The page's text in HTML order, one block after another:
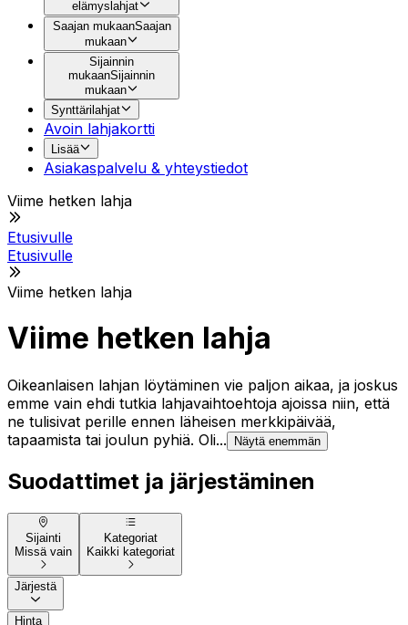
elämyslahjat
Saajan mukaanSaajan
mukaan
Sijainnin
mukaanSijainnin
mukaan
Synttärilahjat
Avoin lahjakortti
Lisää
Asiakaspalvelu & yhteystiedot
Viime hetken lahja
Etusivulle
Etusivulle
Viime hetken lahja
Viime hetken lahja
Oikeanlaisen lahjan löytäminen vie paljon aikaa, ja joskus
emme vain ehdi tutkia lahjavaihtoehtoja ajoissa niin, että
ne tulisivat perille ennen läheisen merkkipäivää,
tapaamista tai joulun pyhiä. Oli...
Näytä enemmän
Suodattimet ja järjestäminen
Sijainti
Missä vain
Kategoriat
Kaikki kategoriat
Järjestä
Hinta